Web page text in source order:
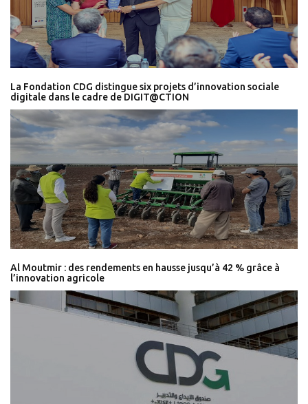
La Fondation CDG distingue six projets d’innovation sociale
digitale dans le cadre de DIGIT@CTION
Al Moutmir : des rendements en hausse jusqu’à 42 % grâce à
l’innovation agricole